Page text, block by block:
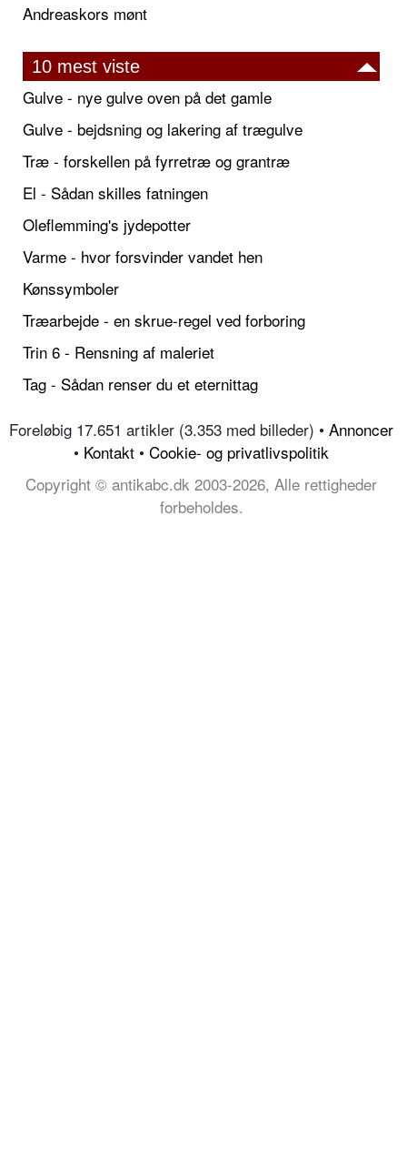
Andreaskors mønt
10 mest viste
Gulve - nye gulve oven på det gamle
Gulve - bejdsning og lakering af trægulve
Træ - forskellen på fyrretræ og grantræ
El - Sådan skilles fatningen
Oleflemming's jydepotter
Varme - hvor forsvinder vandet hen
Kønssymboler
Træarbejde - en skrue-regel ved forboring
Trin 6 - Rensning af maleriet
Tag - Sådan renser du et eternittag
Foreløbig 17.651 artikler (3.353 med billeder) • Annoncer
• Kontakt • Cookie- og privatlivspolitik
Copyright © antikabc.dk 2003-2026, Alle rettigheder
forbeholdes.